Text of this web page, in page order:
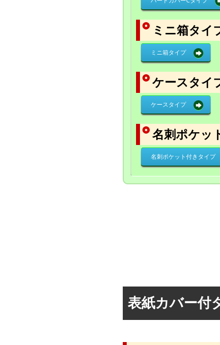
ミニ箱タイ
ミニ箱タイプ
ケースタイ
ケースタイプ
名刺ポケッ
名刺ポケット付きタイプ
表紙カバー付